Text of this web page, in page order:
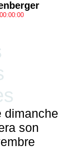
dimanche
son